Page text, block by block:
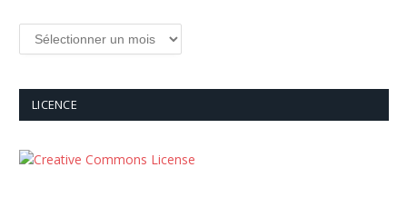
Archives
LICENCE